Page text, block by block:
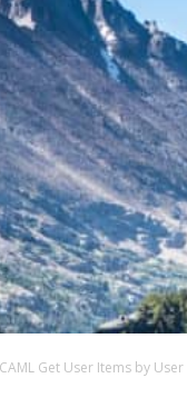
Get User Items by User